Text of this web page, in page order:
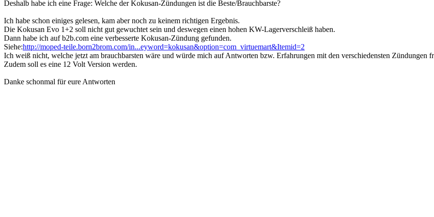
Deshalb habe ich eine Frage: Welche der Kokusan-Zündungen ist die Beste/Brauchbarste?
Ich habe schon einiges gelesen, kam aber noch zu keinem richtigen Ergebnis.
Die Kokusan Evo 1+2 soll nicht gut gewuchtet sein und deswegen einen hohen KW-Lagerverschleiß haben.
Dann habe ich auf b2b.com eine verbesserte Kokusan-Zündung gefunden.
Siehe:http://moped-teile.born2brom.com/in...eyword=kokusan&option=com_virtuemart&Itemid=2
Ich weiß nicht, welche jetzt am brauchbarsten wäre und würde mich auf Antworten bzw. Erfahrungen mit den verschiedensten Zündungen
Zudem soll es eine 12 Volt Version werden.
Danke schonmal für eure Antworten